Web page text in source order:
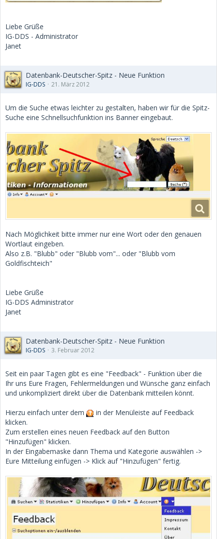
Liebe Grüße
IG-DDS - Administrator
Janet
Datenbank-Deutscher-Spitz - Neue Funktion
IG-DDS 21. März 2012
Um die Suche etwas leichter zu gestalten, haben wir für die Spitz-
Suche eine Schnellsuchfunktion ins Banner eingebaut.
Nach Möglichkeit bitte immer nur eine Wort oder den genauen
Wortlaut eingeben.
Also z.B. "Blubb" oder "Blubb vom"... oder "Blubb vom
Goldfischteich"
Liebe Grüße
IG-DDS Administrator
Janet
Datenbank-Deutscher-Spitz - Neue Funktion
IG-DDS 3. Februar 2012
Seit ein paar Tagen gibt es eine "Feedback" - Funktion über die
Ihr uns Eure Fragen, Fehlermeldungen und Wünsche ganz einfach
und unkompliziert direkt über die Datenbank mitteilen könnt.
Hierzu einfach unter dem
in der Menüleiste auf Feedback
klicken.
Zum erstellen eines neuen Feedback auf den Button
"Hinzufügen" klicken.
In der Eingabemaske dann Thema und Kategorie auswählen ->
Eure Mitteilung einfügen -> Klick auf "Hinzufügen" fertig.